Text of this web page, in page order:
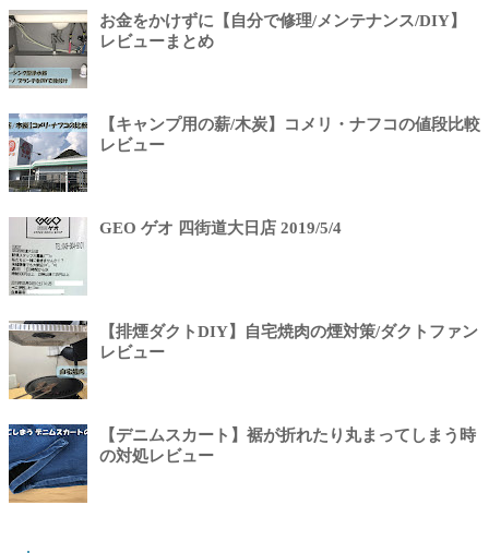
お金をかけずに【自分で修理/メンテナンス/DIY】
レビューまとめ
【キャンプ用の薪/木炭】コメリ・ナフコの値段比較
レビュー
GEO ゲオ 四街道大日店 2019/5/4
【排煙ダクトDIY】自宅焼肉の煙対策/ダクトファン
レビュー
【デニムスカート】裾が折れたり丸まってしまう時
の対処レビュー